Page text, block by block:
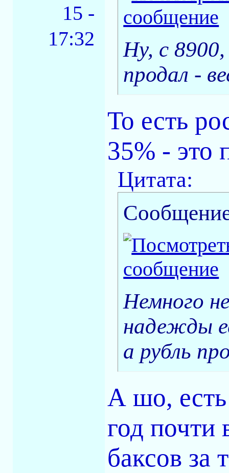
15 -
17:32
Ну, с 8900,
продал -
То есть
35% - это
Цитата:
Немного
надежды
а рубль
А шо, есть
год почти
баксов за